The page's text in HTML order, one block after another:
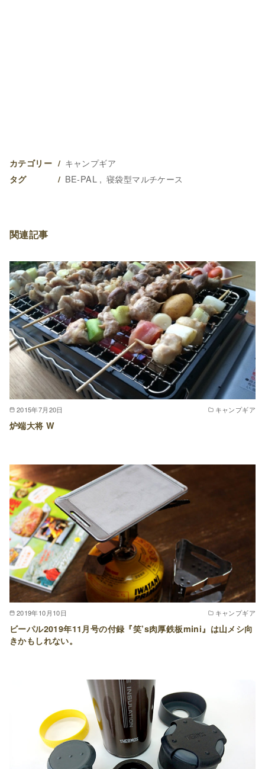
カテゴリー キャンプギア
タグ BE-PAL 寝袋型マルチケース
関連記事
2015年7月20日 キャンプギア
炉端大将 W
2019年10月10日 キャンプギア
ビーパル2019年11月号の付録『笑’s肉厚鉄板mini』は山メシ向
きかもしれない。